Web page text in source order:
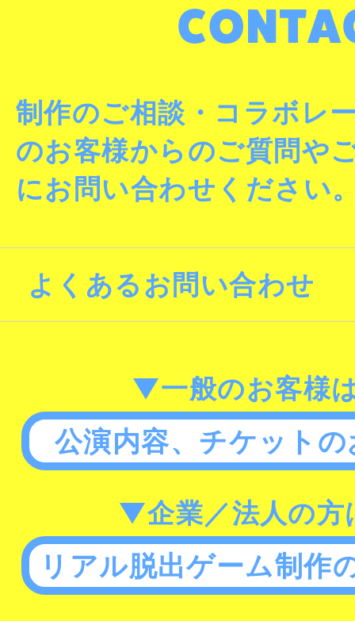
制作のご相談・コラボレ
のお客様からのご質問や
にお問い合わせください
よくあるお問い合わせ
▼一般のお客様
公演内容、チケット
▼企業／法人の方
リアル脱出ゲーム制作